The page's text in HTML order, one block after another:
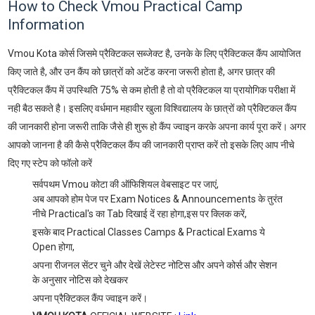
How to Check Vmou Practical Camp
Information
Vmou Kota कोर्स जिसमे प्रैक्टिकल सब्जेक्ट है, उनके के लिए प्रैक्टिकल कैंप आयोजित
किए जाते है, और उन कैंप को छात्रों को अटेंड करना जरूरी होता है, अगर छात्र की
प्रैक्टिकल कैंप में उपस्थिति 75% से कम होती है तो वो प्रैक्टिकल या प्रायोगिक परीक्षा में
नही बैठ सकते है। इसलिए वर्धमान महावीर खुला विश्विद्यालय के छात्रों को प्रैक्टिकल कैंप
की जानकारी होना जरूरी ताकि जैसे ही शुरू हो कैंप ज्वाइन करके अपना कार्य पूरा करें। अगर
आपको जानना है की कैसे प्रैक्टिकल कैंप की जानकारी प्राप्त करें तो इसके लिए आप नीचे
दिए गए स्टेप को फॉलो करें
सर्वपथम Vmou कोटा की ऑफिशियल वेबसाइट पर जाएं,
अब आपको होम पेज पर Exam Notices & Announcements के तुरंत
नीचे Practical's का Tab दिखाई दें रहा होगा,इस पर क्लिक करें,
इसके बाद Practical Classes Camps & Practical Exams ये
Open होगा,
अपना रीजनल सेंटर चुने और देखें लेटेस्ट नोटिस और अपने कोर्स और सेशन
के अनुसार नोटिस को देखकर
अपना प्रैक्टिकल कैंप ज्वाइन करें।